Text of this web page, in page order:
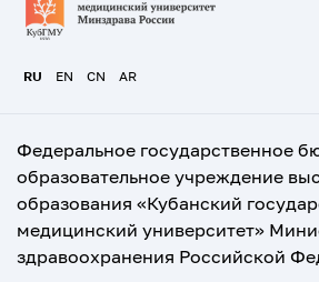
RU EN CN AR
Федеральное государственное
образовательное учреждение
образования «Кубанский
медицинский университет»
здравоохранения Российской